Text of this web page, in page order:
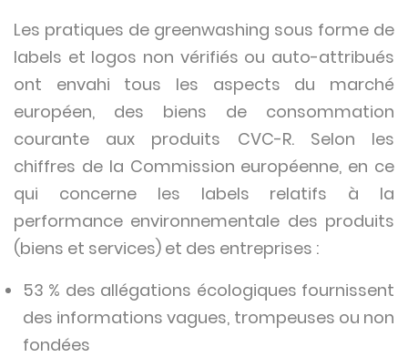
Les pratiques de greenwashing sous forme de
labels et logos non vérifiés ou auto-attribués
ont envahi tous les aspects du marché
européen, des biens de consommation
courante aux produits CVC-R. Selon les
chiffres de la Commission européenne, en ce
qui concerne les labels relatifs à la
performance environnementale des produits
(biens et services) et des entreprises :
53 % des allégations écologiques fournissent
des informations vagues, trompeuses ou non
fondées